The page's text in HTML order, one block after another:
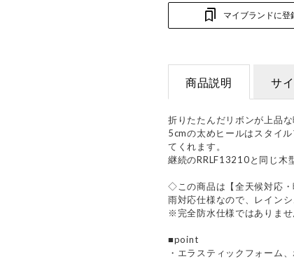
マイブランドに登
商品説明 サ
折りたたんだリボンが上品な
5cmの太めヒールはスタイ
てくれます。
継続のRRLF13210と同じ木
◇この商品は【全天候対応
雨対応仕様なので、レイン
※完全防水仕様ではありま
■point
・エラスティックフォーム